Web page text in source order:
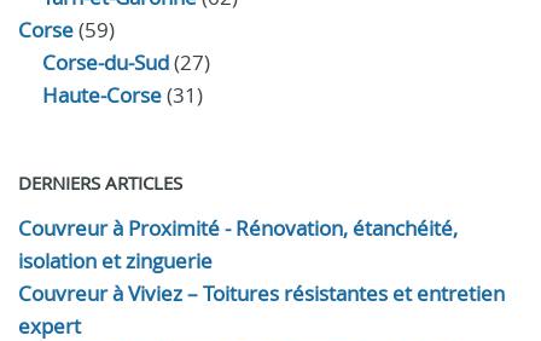
Corse(59)
Corse-du-Sud(27)
Haute-Corse(31)
DERNIERS ARTICLES
Couvreur à Proximité - Rénovation, étanchéité,
isolation et zinguerie
Couvreur à Viviez – Toitures résistantes et entretien
expert